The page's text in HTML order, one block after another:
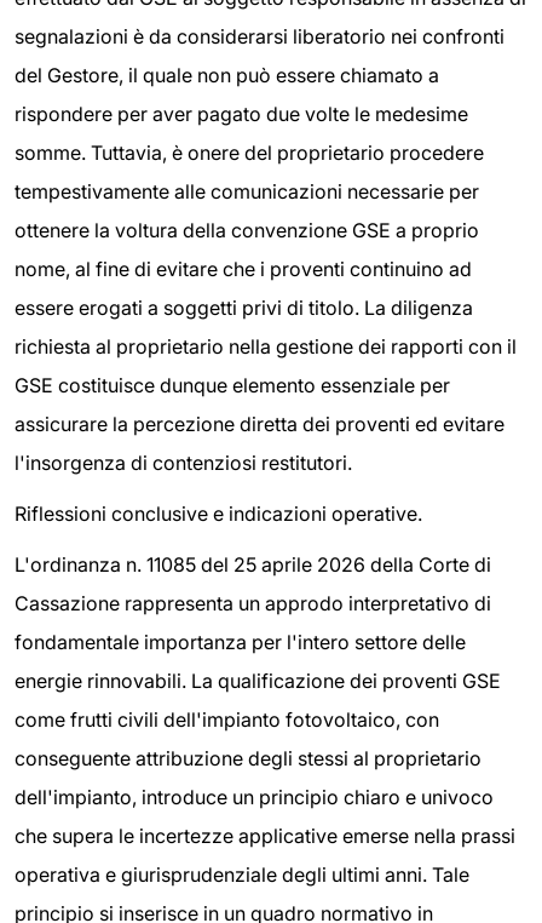
segnalazioni è da considerarsi liberatorio nei confronti
del Gestore, il quale non può essere chiamato a
rispondere per aver pagato due volte le medesime
somme. Tuttavia, è onere del proprietario procedere
tempestivamente alle comunicazioni necessarie per
ottenere la voltura della convenzione GSE a proprio
nome, al fine di evitare che i proventi continuino ad
essere erogati a soggetti privi di titolo. La diligenza
richiesta al proprietario nella gestione dei rapporti con il
GSE costituisce dunque elemento essenziale per
assicurare la percezione diretta dei proventi ed evitare
l'insorgenza di contenziosi restitutori.
Riflessioni conclusive e indicazioni operative.
L'ordinanza n. 11085 del 25 aprile 2026 della Corte di
Cassazione rappresenta un approdo interpretativo di
fondamentale importanza per l'intero settore delle
energie rinnovabili. La qualificazione dei proventi GSE
come frutti civili dell'impianto fotovoltaico, con
conseguente attribuzione degli stessi al proprietario
dell'impianto, introduce un principio chiaro e univoco
che supera le incertezze applicative emerse nella prassi
operativa e giurisprudenziale degli ultimi anni. Tale
principio si inserisce in un quadro normativo in